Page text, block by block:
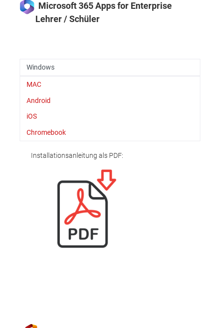
Microsoft 365 Apps for Enterprise
Lehrer / Schüler
Windows
MAC
Android
iOS
Chromebook
Installationsanleitung als PDF: